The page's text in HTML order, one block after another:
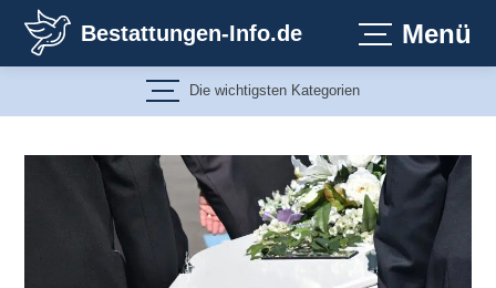
Inhalt
springen
Bestattungen-Info.de Menü
Die wichtigsten Kategorien